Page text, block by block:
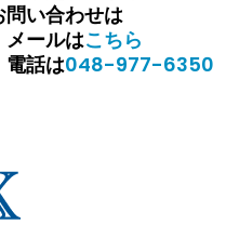
い合わせは
ールはこちら
話は048-977-6350